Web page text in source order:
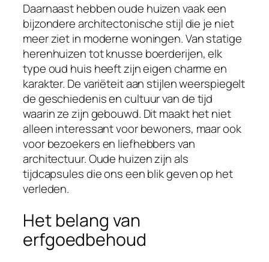
Daarnaast hebben oude huizen vaak een
bijzondere architectonische stijl die je niet
meer ziet in moderne woningen. Van statige
herenhuizen tot knusse boerderijen, elk
type oud huis heeft zijn eigen charme en
karakter. De variëteit aan stijlen weerspiegelt
de geschiedenis en cultuur van de tijd
waarin ze zijn gebouwd. Dit maakt het niet
alleen interessant voor bewoners, maar ook
voor bezoekers en liefhebbers van
architectuur. Oude huizen zijn als
tijdcapsules die ons een blik geven op het
verleden.
Het belang van
erfgoedbehoud